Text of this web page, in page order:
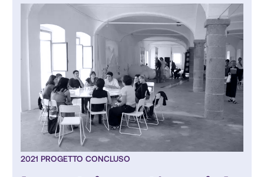
2021 PROGETTO CONCLUSO